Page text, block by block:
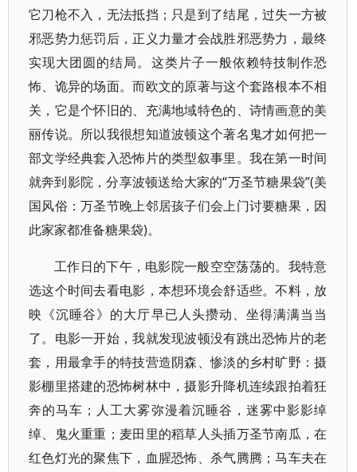
它刀枪不入，无法抵挡；只是到了结尾，过失一方被
邪恶势力惩罚后，正义力量才会战胜邪恶势力，最终
实现大团圆的结局。这类片子一般依赖特技制作恐
怖、诡异的场面。而欧文的原著与这个套路根本不相
关，它是个怀旧的、充满地域特色的、诗情画意的美
丽传说。所以我很想知道波顿这个著名鬼才如何把一
部文学经典套入恐怖片的类型叙事里。我在第一时间
就奔到影院，分享波顿送给大家的“万圣节糖果袋”(美
国风俗：万圣节晚上邻居孩子们会上门讨要糖果，因
此家家都准备糖果袋)。
工作日的下午，电影院一般空空荡荡的。我特意
选这个时间去看电影，本想环境会舒适些。不料，放
映《沉睡谷》的大厅早已人头攒动、坐得满满当当
了。电影一开始，我就发现波顿没有跳出恐怖片的老
套，用最拿手的特技营造阴森、惨淡的乡村旷野：摄
影棚里搭建的恐怖树林中，摄影升降机连续跟拍着狂
奔的马车；人工大雾弥漫着沉睡谷，迷雾中影影绰
绰、鬼火重重；麦田里的稻草人头插万圣节南瓜，在
红色灯光的聚焦下，血腥恐怖、杀气腾腾；马车夫在